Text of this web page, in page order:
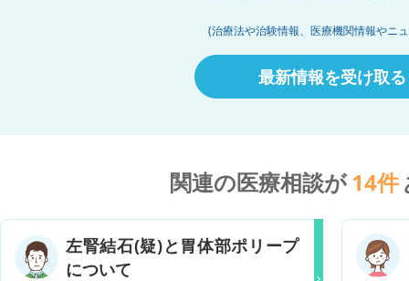
(治療法や治験情報、医療機関情報やニ
最新情報を受け取る
関連の医療相談が14件
左腎結石(疑)と胃体部ポリープ
について